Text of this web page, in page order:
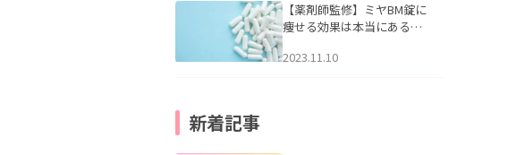
【薬剤師監修】ミヤBM錠に
痩せる効果は本当にある
2023.11.10
新着記事